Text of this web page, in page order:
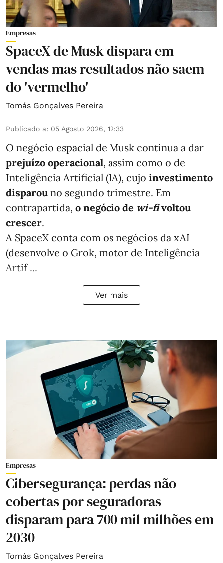
Empresas
SpaceX de Musk dispara em
vendas mas resultados não saem
do 'vermelho'
Tomás Gonçalves Pereira
Publicado a: 05 Agosto 2026, 12:33
O negócio espacial de Musk continua a dar
prejuízo operacional, assim como o de
Inteligência Artificial (IA), cujo investimento
disparou no segundo trimestre. Em
contrapartida, o negócio de wi-fivoltou
crescer.
A SpaceX conta com os negócios da xAI
(desenvolve o Grok, motor de Inteligência
Artif ...
Ver mais
Empresas
Cibersegurança: perdas não
cobertas por seguradoras
disparam para 700 mil milhões em
2030
Tomás Gonçalves Pereira